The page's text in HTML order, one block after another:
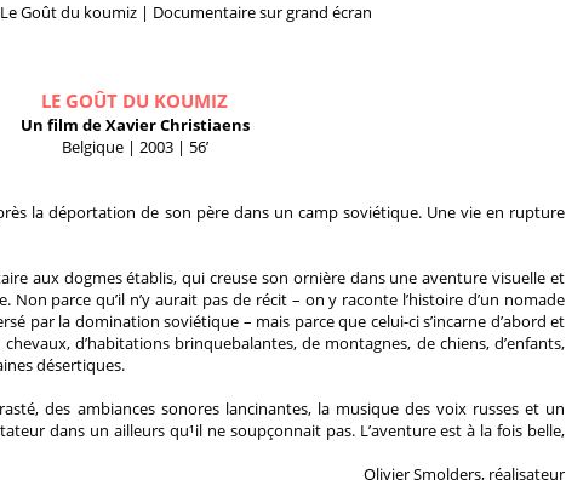
Goût du koumiz | Documentaire sur grand écran
LE GOÛT DU KOUMIZ
Un film de Xavier Christiaens
Belgique | 2003 | 56’
la déportation de son père dans un camp soviétique. Une vie en rupture
aux dogmes établis, qui creuse son ornière dans une aventure visuelle et
parce qu’il n’y aurait pas de récit – on y raconte l’histoire d’un nomade
par la domination soviétique – mais parce que celui-ci s’incarne d’abord et
d’habitations brinquebalantes, de montagnes, de chiens, d’enfants,
désertiques.
des ambiances sonores lancinantes, la musique des voix russes et un
dans un ailleurs qu¹il ne soupçonnait pas. L’aventure est à la fois belle,
Olivier Smolders, réalisateur